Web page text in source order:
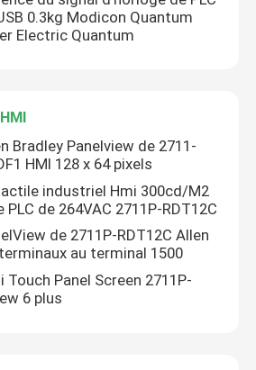
de logique de PLC
0.3kg Modicon Quantum
Electric Quantum
Bradley Panelview de 2711-
HMI 128 x 64 pixels
industriel Hmi 300cd/M2
de 264VAC 2711P-RDT12C
de 2711P-RDT12C Allen
au terminal 1500
Touch Panel Screen 2711P-
6 plus